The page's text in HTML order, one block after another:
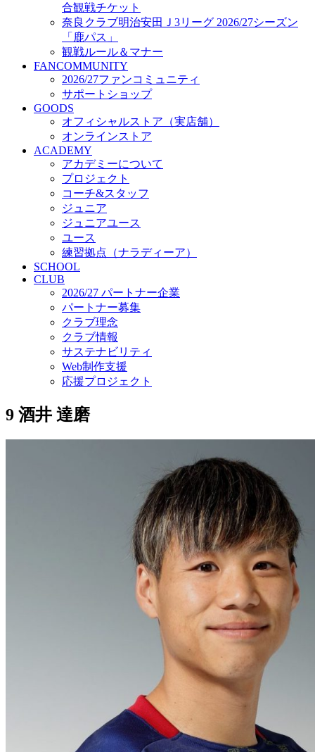
練習拠点（ナラディーア）
SCHOOL
2026/27 パートナー企業
パートナー募集
クラブ理念
クラブ情報
サステナビリティ
Web制作支援
応援プロジェクト
合観戦チケット
奈良クラブ明治安田Ｊ3リーグ 2026/27シーズン
「鹿パス」
観戦ルール＆マナー
FANCOMMUNITY
2026/27ファンコミュニティ
サポートショップ
GOODS
オフィシャルストア（実店舗）
オンラインストア
ACADEMY
アカデミーについて
プロジェクト
コーチ&スタッフ
ジュニア
ジュニアユース
ユース
練習拠点（ナラディーア）
SCHOOL
CLUB
2026/27 パートナー企業
パートナー募集
クラブ理念
クラブ情報
サステナビリティ
Web制作支援
応援プロジェクト
9 酒井 達磨